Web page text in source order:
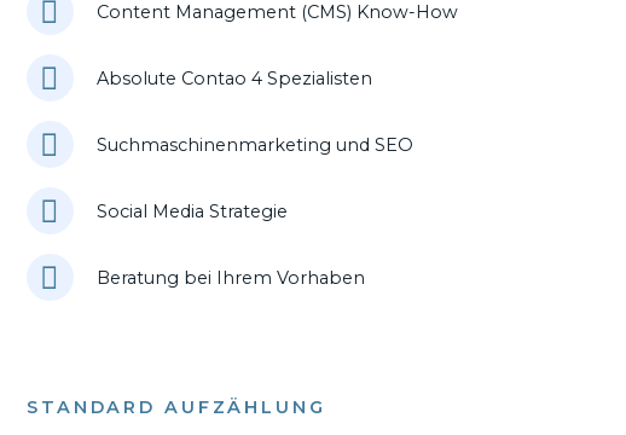
Content Management (CMS) Know-How
Absolute Contao 4 Spezialisten
Suchmaschinenmarketing und SEO
Social Media Strategie
Beratung bei Ihrem Vorhaben
STANDARD AUFZÄHLUNG